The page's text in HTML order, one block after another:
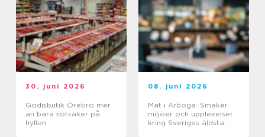
30. juni 2026
Godisbutik Örebro mer
än bara sötsaker på
hyllan
08. juni 2026
Mat i Arboga: Smaker,
miljöer och upplevelser
kring Sveriges äldsta